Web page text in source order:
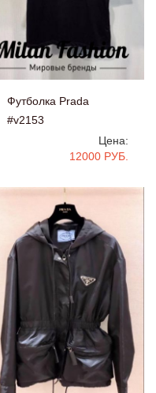
Футболка Prada
#v2153
Цена:
12000 РУБ.